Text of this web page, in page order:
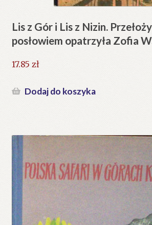
Lis z Gór i Lis z Nizin.
posłowiem opatrzyła Zofia
17.85 zł
Dodaj do koszyka